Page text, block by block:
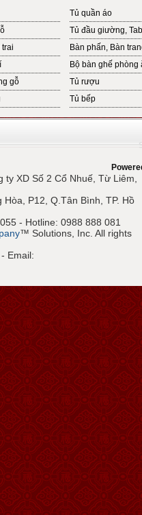
trai
gỗ
Tủ quần áo
Tủ đầu giường,
Bàn phấn, Bàn
Bộ bàn ghế phòng
Tủ rượu
Tủ bếp
XD Số 2 Cổ Nhuế, Từ Liêm,
P12, Q.Tân Bình, TP. Hồ
- Hotline: 0988 888 081
™ Solutions, Inc. All rights
- Email: